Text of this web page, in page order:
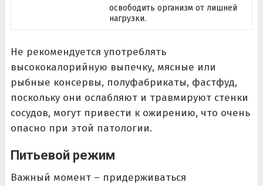
освободить организм от лишней
нагрузки.
Не рекомендуется употреблять
высококалорийную выпечку, мясные или
рыбные консервы, полуфабрикаты, фастфуд,
поскольку они ослабляют и травмируют стенки
сосудов, могут привести к ожирению, что очень
опасно при этой патологии.
Питьевой режим
Важный момент – придерживаться